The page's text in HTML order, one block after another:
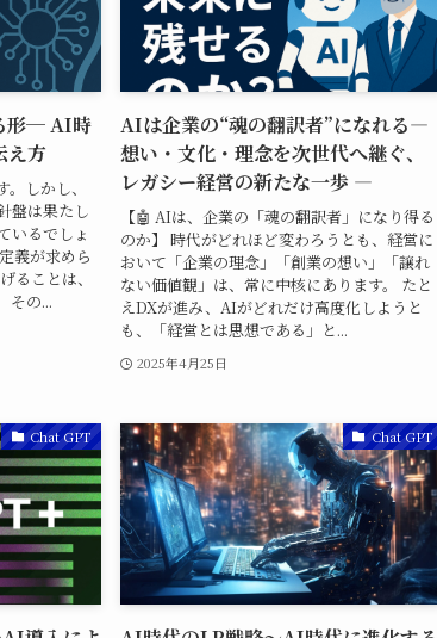
形─ AI時
え方
しかし、
盤は果たし
いるでしょ
義が求めら
ることは、
その...
AIは企業の“魂の翻訳者”になれる―
想い・文化・理念を次世代へ継ぐ、
レガシー経営の新たな一歩 ―
【🤖 AIは、企業の「魂の翻訳者」になり得る
のか】 時代がどれほど変わろうとも、経営に
おいて「企業の理念」「創業の想い」「譲れ
ない価値観」は、常に中核にあります。 たと
えDXが進み、AIがどれだけ高度化しようと
も、「経営とは思想である」と...
2025年4月25日
Chat GPT Chat GPT